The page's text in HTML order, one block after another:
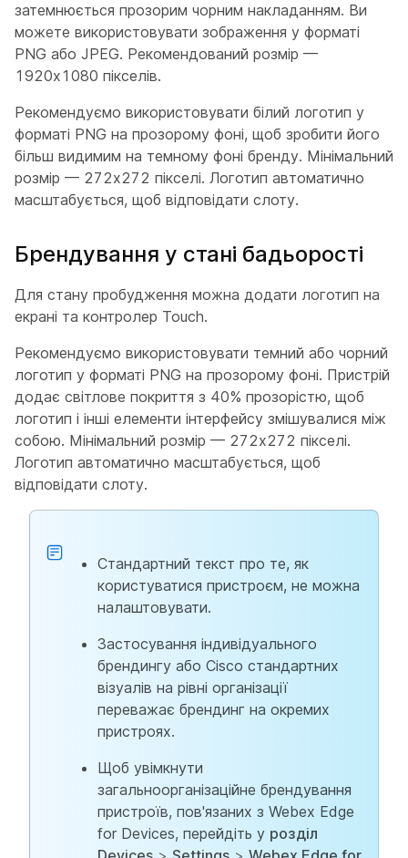
затемнюється прозорим чорним накладанням. Ви
можете використовувати зображення у форматі
PNG або JPEG. Рекомендований розмір —
1920x1080 пікселів.
Рекомендуємо використовувати білий логотип у
форматі PNG на прозорому фоні, щоб зробити його
більш видимим на темному фоні бренду. Мінімальний
розмір — 272x272 пікселі. Логотип автоматично
масштабується, щоб відповідати слоту.
Брендування у стані бадьорості
Для стану пробудження можна додати логотип на
екрані та контролер Touch.
Рекомендуємо використовувати темний або чорний
логотип у форматі PNG на прозорому фоні. Пристрій
додає світлове покриття з 40% прозорістю, щоб
логотип і інші елементи інтерфейсу змішувалися між
собою. Мінімальний розмір — 272x272 пікселі.
Логотип автоматично масштабується, щоб
відповідати слоту.
Стандартний текст про те, як
користуватися пристроєм, не можна
налаштовувати.
Застосування індивідуального
брендингу або Cisco стандартних
візуалів на рівні організації
переважає брендинг на окремих
пристроях.
Щоб увімкнути
загальноорганізаційне брендування
пристроїв, пов'язаних з Webex Edge
for Devices, перейдіть у розділ